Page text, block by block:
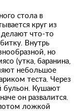
стола в
круг из
делают что-то
Внутрь
но
(утка, баранина,
небольшое
теста. Через
бульон. Кушают
он развалится.
ложкой